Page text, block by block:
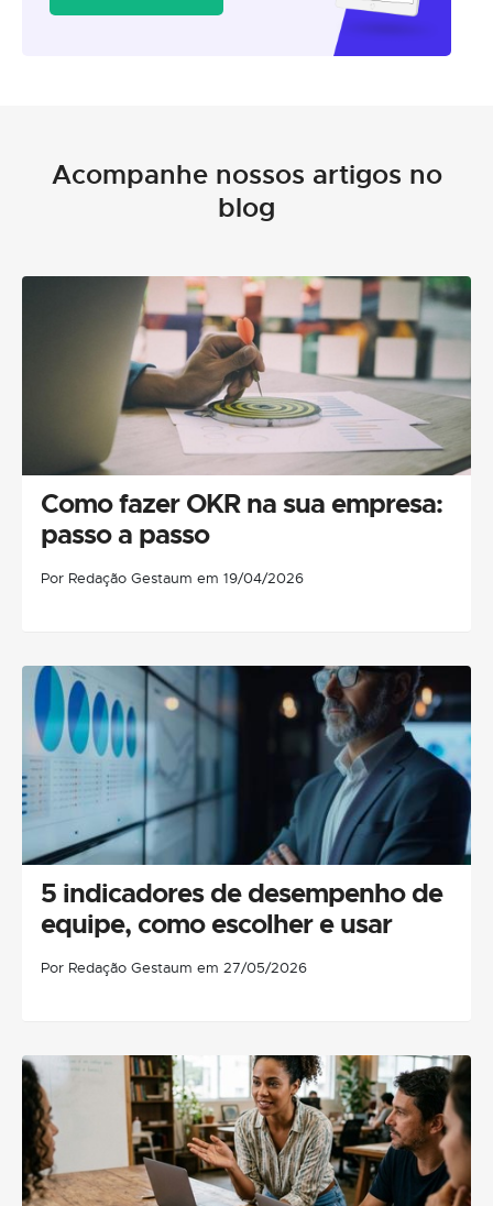
Acompanhe nossos artigos no
blog
Como fazer OKR na sua empresa:
passo a passo
Por Redação Gestaum em 19/04/2026
5 indicadores de desempenho de
equipe, como escolher e usar
Por Redação Gestaum em 27/05/2026